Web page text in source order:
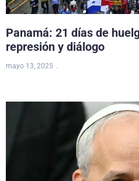
Panamá: 21 días de
represión y diálogo
mayo 13, 2025